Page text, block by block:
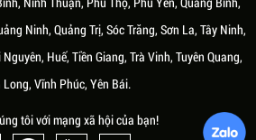
Thứ tư, 03/03/2021
Ninh Thuận, Phú Thọ, Phú Yên, Quảng Bình,
Ninh, Quảng Trị, Sóc Trăng, Sơn La, Tây Ninh,
Huế, Tiền Giang, Trà Vinh, Tuyên Quang,
Long, Vĩnh Phúc, Yên Bái.
tôi với mạng xã hội của bạn!